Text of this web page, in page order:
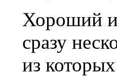
Хороший
сразу
из